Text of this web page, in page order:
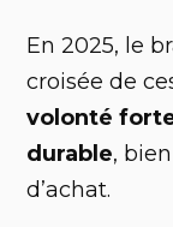
En 2025, le
croisée de
volonté
durable,
d’achat.